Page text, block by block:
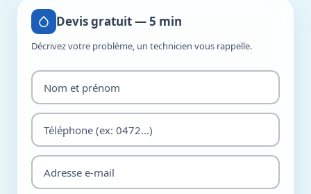
Devis gratuit — 5 min
Décrivez votre problème, un technicien vous rappelle.